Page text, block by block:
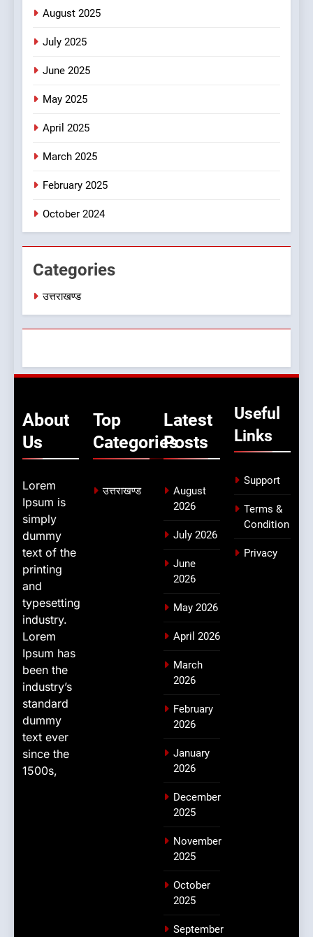
August 2025
July 2025
June 2025
May 2025
April 2025
March 2025
February 2025
October 2024
Categories
उत्तराखण्ड
About
Us
Lorem
Ipsum is
simply
dummy
text of the
printing
and
typesetting
industry.
Lorem
Ipsum has
been the
industry’s
standard
dummy
text ever
since the
1500s,
Top
Categories
उत्तराखण्ड
Latest
Posts
August
2026
July 2026
June
2026
May 2026
April 2026
March
2026
February
2026
January
2026
December
2025
November
2025
October
2025
September
Useful
Links
Support
Terms &
Condition
Privacy